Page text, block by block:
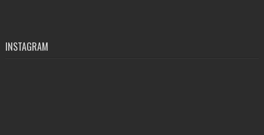
INSTAGRAM